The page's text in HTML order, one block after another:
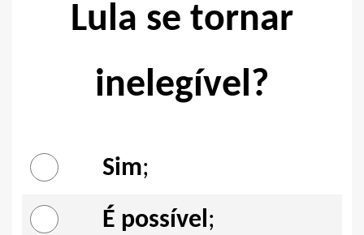
Lula se tornar
inelegível?
Sim;
É possível;